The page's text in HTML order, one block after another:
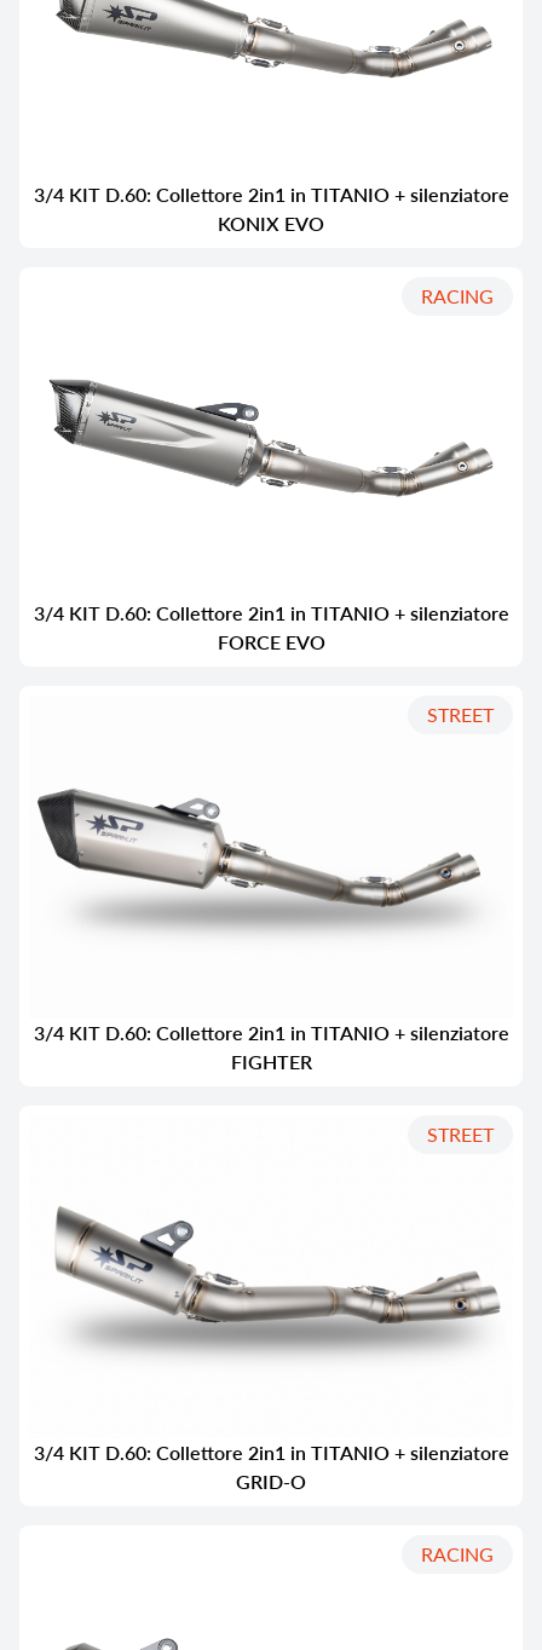
3/4 KIT D.60: Collettore 2in1 in TITANIO + silenziatore
KONIX EVO
RACING
3/4 KIT D.60: Collettore 2in1 in TITANIO + silenziatore
FORCE EVO
STREET
3/4 KIT D.60: Collettore 2in1 in TITANIO + silenziatore
FIGHTER
STREET
3/4 KIT D.60: Collettore 2in1 in TITANIO + silenziatore
GRID-O
RACING